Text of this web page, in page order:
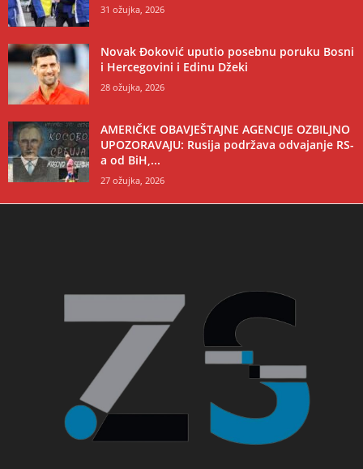
31 ožujka, 2026
Novak Đoković uputio posebnu poruku Bosni
i Hercegovini i Edinu Džeki
28 ožujka, 2026
AMERIČKE OBAVJEŠTAJNE AGENCIJE OZBILJNO
UPOZORAVAJU: Rusija podržava odvajanje RS-
a od BiH,...
27 ožujka, 2026